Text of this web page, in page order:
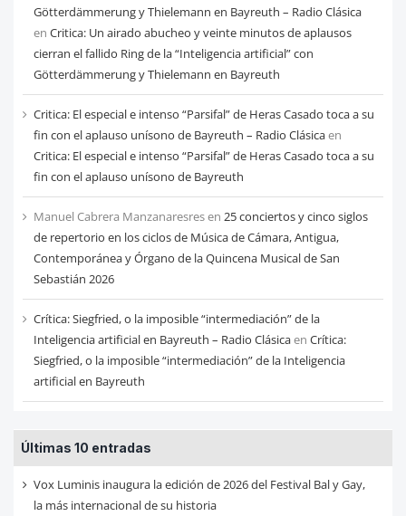
Götterdämmerung y Thielemann en Bayreuth – Radio Clásica
en Critica: Un airado abucheo y veinte minutos de aplausos
cierran el fallido Ring de la “Inteligencia artificial” con
Götterdämmerung y Thielemann en Bayreuth
Critica: El especial e intenso “Parsifal” de Heras Casado toca a su
fin con el aplauso unísono de Bayreuth – Radio Clásicaen
Critica: El especial e intenso “Parsifal” de Heras Casado toca a su
fin con el aplauso unísono de Bayreuth
Manuel Cabrera Manzanaresresen 25 conciertos y cinco siglos
de repertorio en los ciclos de Música de Cámara, Antigua,
Contemporánea y Órgano de la Quincena Musical de San
Sebastián 2026
Crítica: Siegfried, o la imposible “intermediación” de la
Inteligencia artificial en Bayreuth – Radio Clásicaen Crítica:
Siegfried, o la imposible “intermediación” de la Inteligencia
artificial en Bayreuth
Últimas 10 entradas
Vox Luminis inaugura la edición de 2026 del Festival Bal y Gay,
la más internacional de su historia